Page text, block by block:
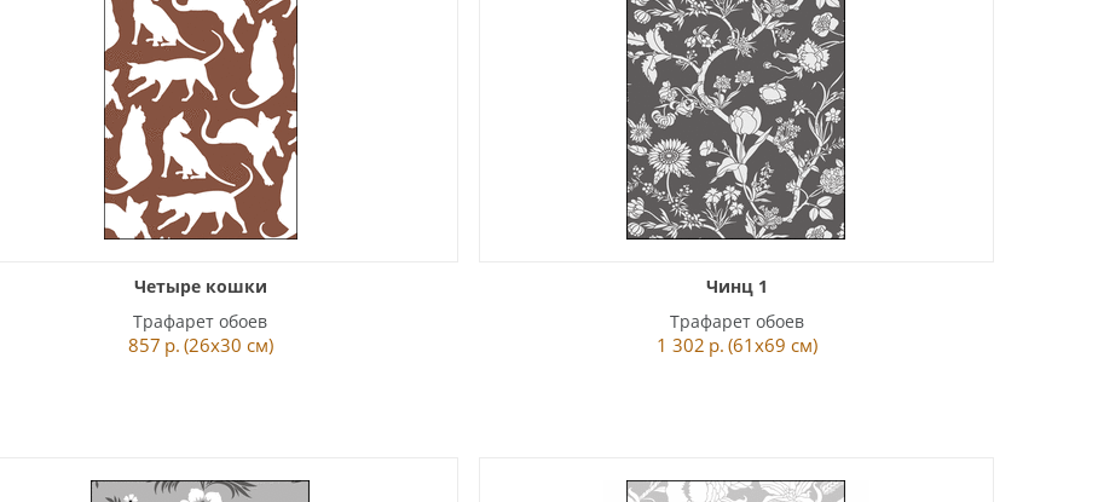
Четыре кошки
Трафарет обоев
857 р. (26x30 см)
Чинц 1
Трафарет обоев
1 302 р. (61x69 см)